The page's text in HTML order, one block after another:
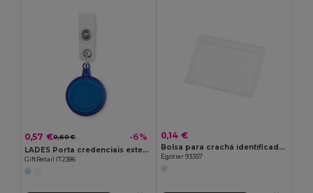
0,57 €0,60 € -6%
LADES Porta credenciais extensível
GiftRetail IT2386
0,14 €
Bolsa para crachá identificador horizontal em PVC
Egotier 93357